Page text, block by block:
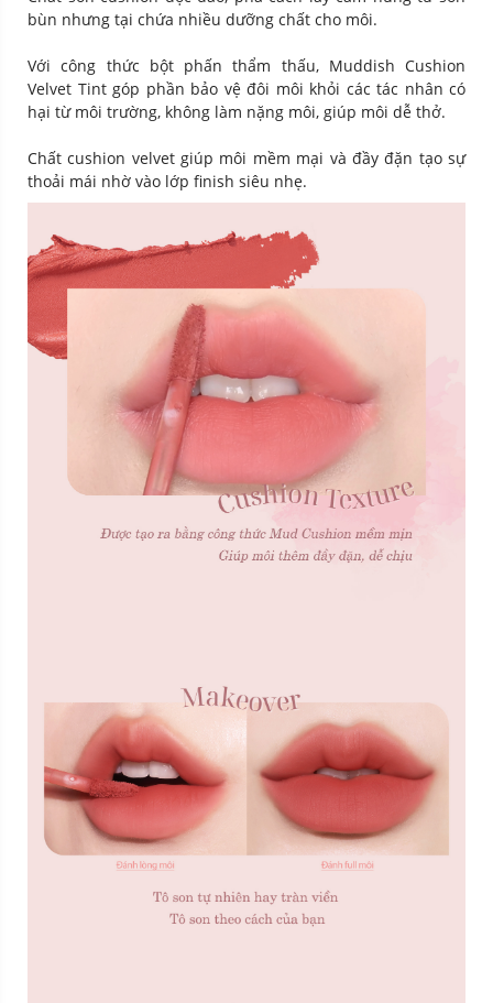
bùn nhưng tại chứa nhiều dưỡng chất cho môi.
Với công thức bột phấn thẩm thấu, Muddish Cushion
Velvet Tint góp phần bảo vệ đôi môi khỏi các tác nhân có
hại từ môi trường, không làm nặng môi, giúp môi dễ thở.
Chất cushion velvet giúp môi mềm mại và đầy đặn tạo sự
thoải mái nhờ vào lớp finish siêu nhẹ.